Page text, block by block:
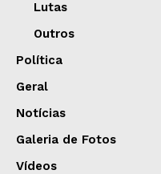
Lutas
Outros
Política
Geral
Notícias
Galeria de Fotos
Vídeos